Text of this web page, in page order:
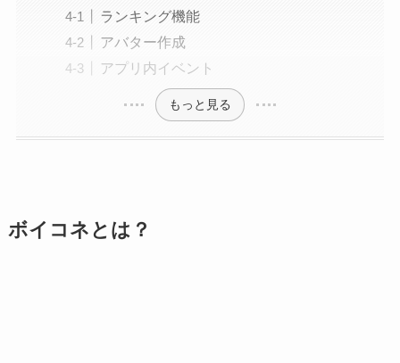
ランキング機能
アバター作成
アプリ内イベント
もっと見る
ボイコネとは？